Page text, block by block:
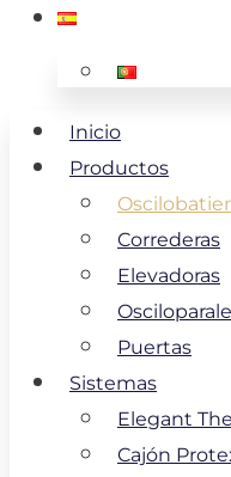
Inicio
Productos
Correderas
Elevadoras
Puertas
Sistemas
Elegant
Cajón